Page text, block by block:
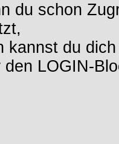
du schon
kannst du
den LOGIN-